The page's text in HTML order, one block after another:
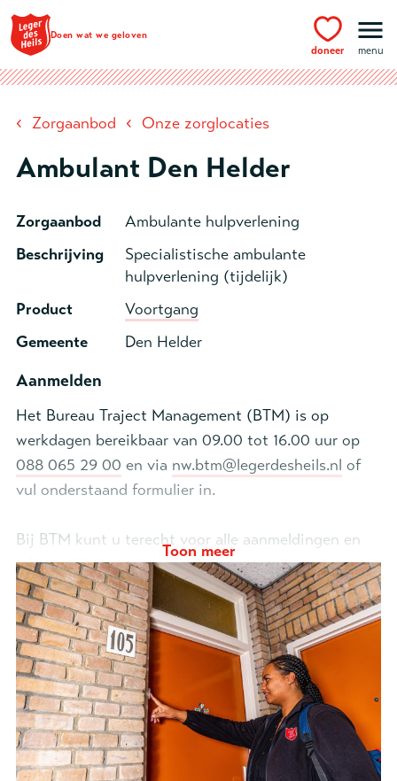
Ga naar hoofdinhoud
Doen wat we geloven
doneer menu
‹ Zorgaanbod ‹ Onze zorglocaties
Ambulant Den Helder
Zorgaanbod
Ambulante hulpverlening
Beschrijving
Specialistische ambulante
hulpverlening (tijdelijk)
Product
Voortgang
Gemeente
Den Helder
Aanmelden
Het Bureau Traject Management (BTM) is op
werkdagen bereikbaar van 09.00 tot 16.00 uur op
088 065 29 00 en via nw.btm@legerdesheils.nl of
vul onderstaand formulier in.
Bij BTM kunt u terecht voor alle aanmeldingen en
inhoudelijke vragen over de zorg die wij leveren.
Aanmeldformulier
regio Noordwest
- Aanmeldformulier
Leger des Heils WG
Noord-West
(docx)
Toon meer